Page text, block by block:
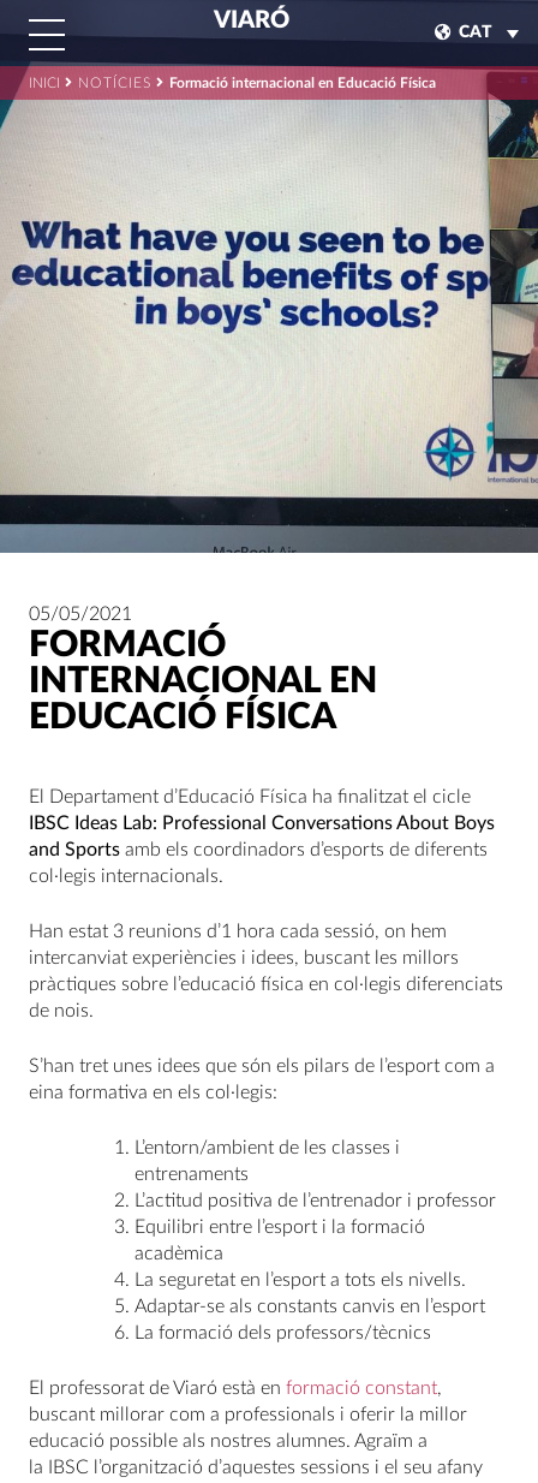
VIARÓ
CAT
INICI NOTÍCIES Formació internacional en Educació Física
05/05/2021
FORMACIÓ
INTERNACIONAL EN
EDUCACIÓ FÍSICA
El Departament d’Educació Física ha finalitzat el cicle
IBSC Ideas Lab: Professional Conversations About Boys
and Sports amb els coordinadors d’esports de diferents
col·legis internacionals.
Han estat 3 reunions d’1 hora cada sessió, on hem
intercanviat experiències i idees, buscant les millors
pràctiques sobre l’educació física en col·legis diferenciats
de nois.
S’han tret unes idees que són els pilars de l’esport com a
eina formativa en els col·legis:
L’entorn/ambient de les classes i
entrenaments
L’actitud positiva de l’entrenador i professor
Equilibri entre l’esport i la formació
acadèmica
La seguretat en l’esport a tots els nivells.
Adaptar-se als constants canvis en l’esport
La formació dels professors/tècnics
El professorat de Viaró està en formació constant,
buscant millorar com a professionals i oferir la millor
educació possible als nostres alumnes. Agraïm a
la IBSC l’organització d’aquestes sessions i el seu afany